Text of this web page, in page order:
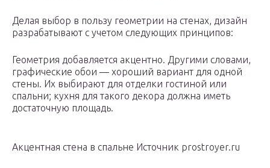
Делая выбор в пользу геометрии на стенах, дизайн
разрабатывают с учетом следующих принципов:
Геометрия добавляется акцентно. Другими словами,
графические обои — хороший вариант для одной
стены. Их выбирают для отделки гостиной или
спальни; кухня для такого декора должна иметь
достаточную площадь.
Акцентная стена в спальне Источник prostroyer.ru